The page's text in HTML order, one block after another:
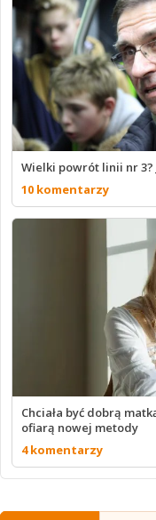
Wielki powrót linii nr 3?
10 komentarzy
Chciała być dobrą
ofiarą nowej metody
4 komentarzy